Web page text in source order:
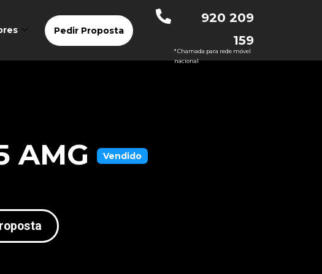
Pedir Proposta
920 209
159
* Chamada para rede móvel
nacional
AMG Vendido